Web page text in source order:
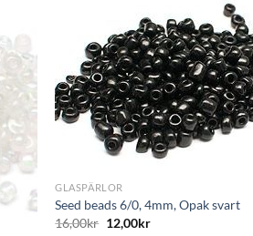
GLASPÄRLOR
Seed beads 6/0, 4mm, Opak svart
16,00kr 12,00kr